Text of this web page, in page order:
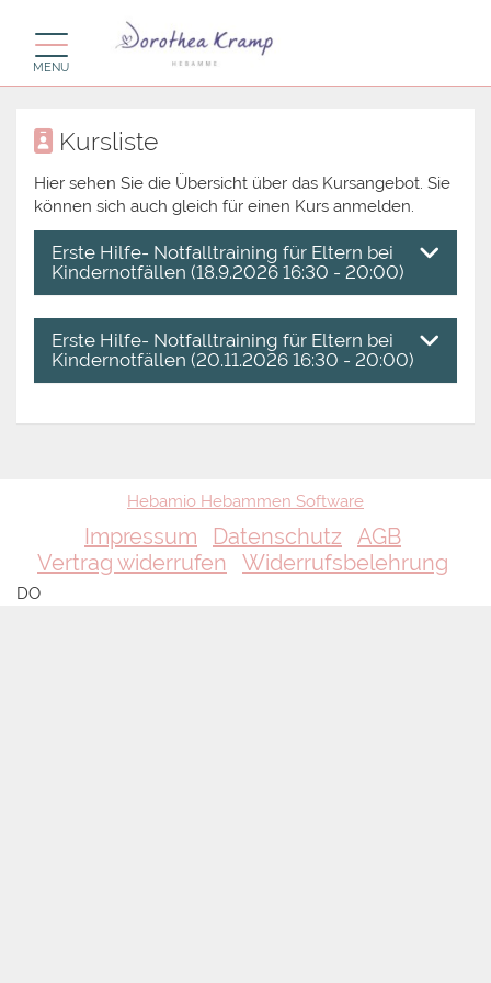
Toggle navigation
MENU
Kursliste
Hier sehen Sie die Übersicht über das Kursangebot. Sie
können sich auch gleich für einen Kurs anmelden.
Erste Hilfe- Notfalltraining für Eltern bei
Kindernotfällen (18.9.2026 16:30 - 20:00)
Erste Hilfe- Notfalltraining für Eltern bei
Kindernotfällen (20.11.2026 16:30 - 20:00)
Hebamio Hebammen Software
Impressum Datenschutz
AGB
Vertrag widerrufen
Widerrufsbelehrung
DO